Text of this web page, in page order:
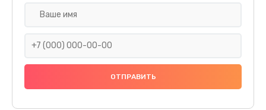
Восстановление данных
990 руб.